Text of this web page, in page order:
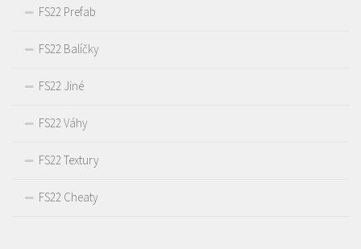
FS22 Prefab
FS22 Balíčky
FS22 Jiné
FS22 Váhy
FS22 Textury
FS22 Cheaty